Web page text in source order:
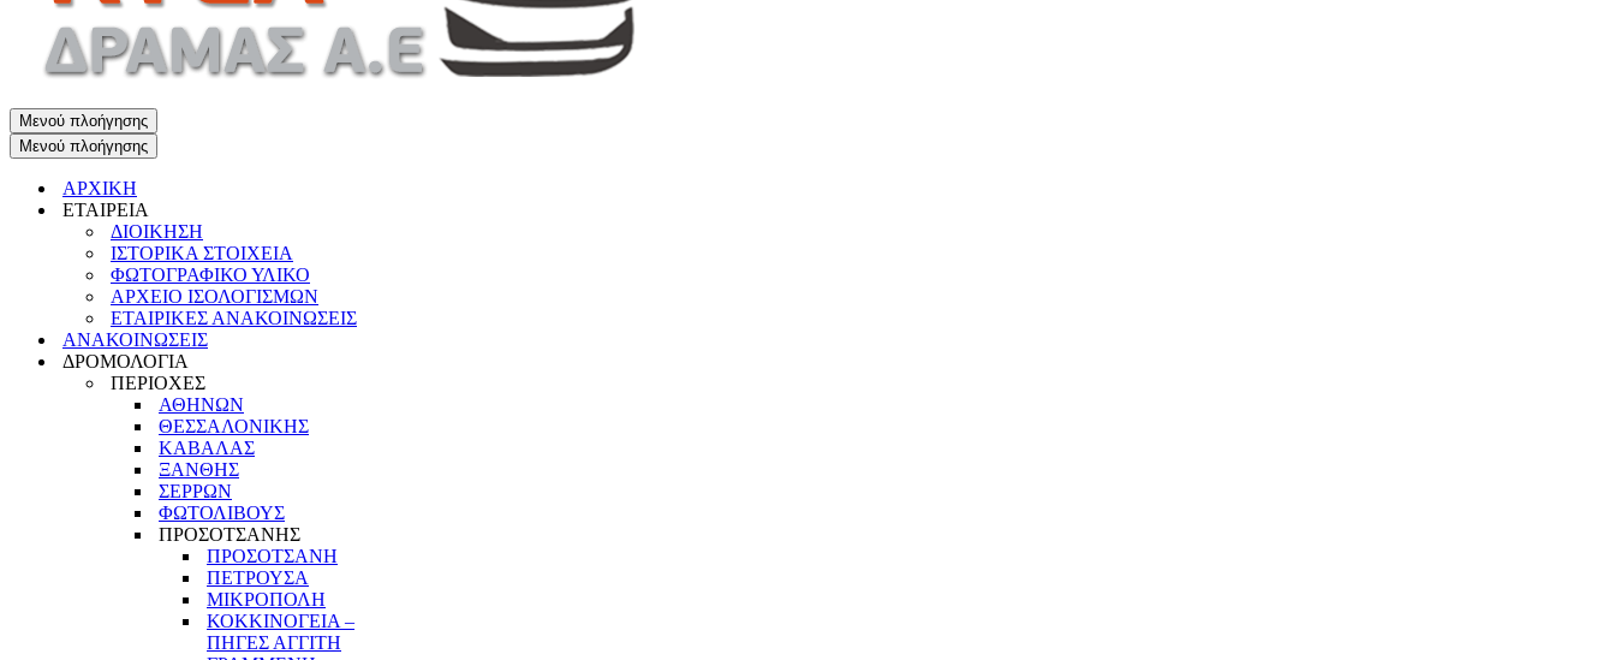
Μενού πλοήγησης
Μενού πλοήγησης
ΑΡΧΙΚΗ
ΕΤΑΙΡΕΙΑ
ΔΙΟΙΚΗΣΗ
ΙΣΤΟΡΙΚΑ ΣΤΟΙΧΕΙΑ
ΦΩΤΟΓΡΑΦΙΚΟ ΥΛΙΚΟ
ΑΡΧΕΙΟ ΙΣΟΛΟΓΙΣΜΩΝ
ΕΤΑΙΡΙΚΕΣ ΑΝΑΚΟΙΝΩΣΕΙΣ
ΑΝΑΚΟΙΝΩΣΕΙΣ
ΔΡΟΜΟΛΟΓΙΑ
ΠΕΡΙΟΧΕΣ
ΑΘΗΝΩΝ
ΘΕΣΣΑΛΟΝΙΚΗΣ
ΚΑΒΑΛΑΣ
ΞΑΝΘΗΣ
ΣΕΡΡΩΝ
ΦΩΤΟΛΙΒΟΥΣ
ΠΡΟΣΟΤΣΑΝΗΣ
ΠΡΟΣΟΤΣΑΝΗ
ΠΕΤΡΟΥΣΑ
ΜΙΚΡΟΠΟΛΗ
ΚΟΚΚΙΝΟΓΕΙΑ –
ΠΗΓΕΣ ΑΓΓΙΤΗ